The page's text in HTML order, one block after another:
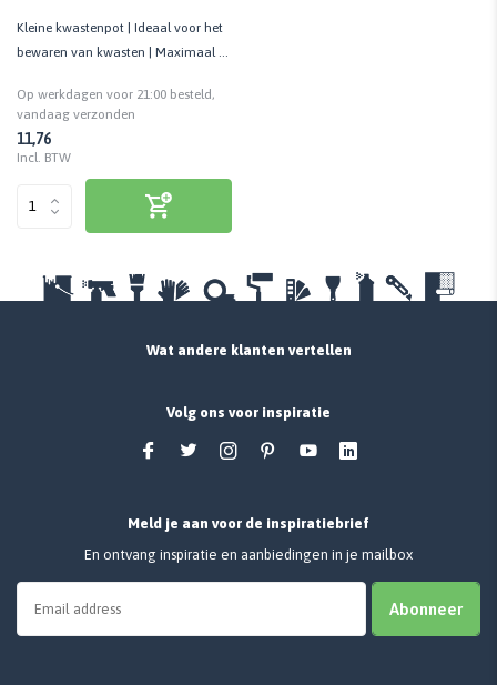
Kleine kwastenpot | Ideaal voor het
bewaren van kwasten | Maximaal 6
Op werkdagen voor 21:00 besteld,
vandaag verzonden
11,76
Incl. BTW
Wat andere klanten vertellen
Volg ons voor inspiratie
Meld je aan voor de inspiratiebrief
En ontvang inspiratie en aanbiedingen in je mailbox
Abonneer